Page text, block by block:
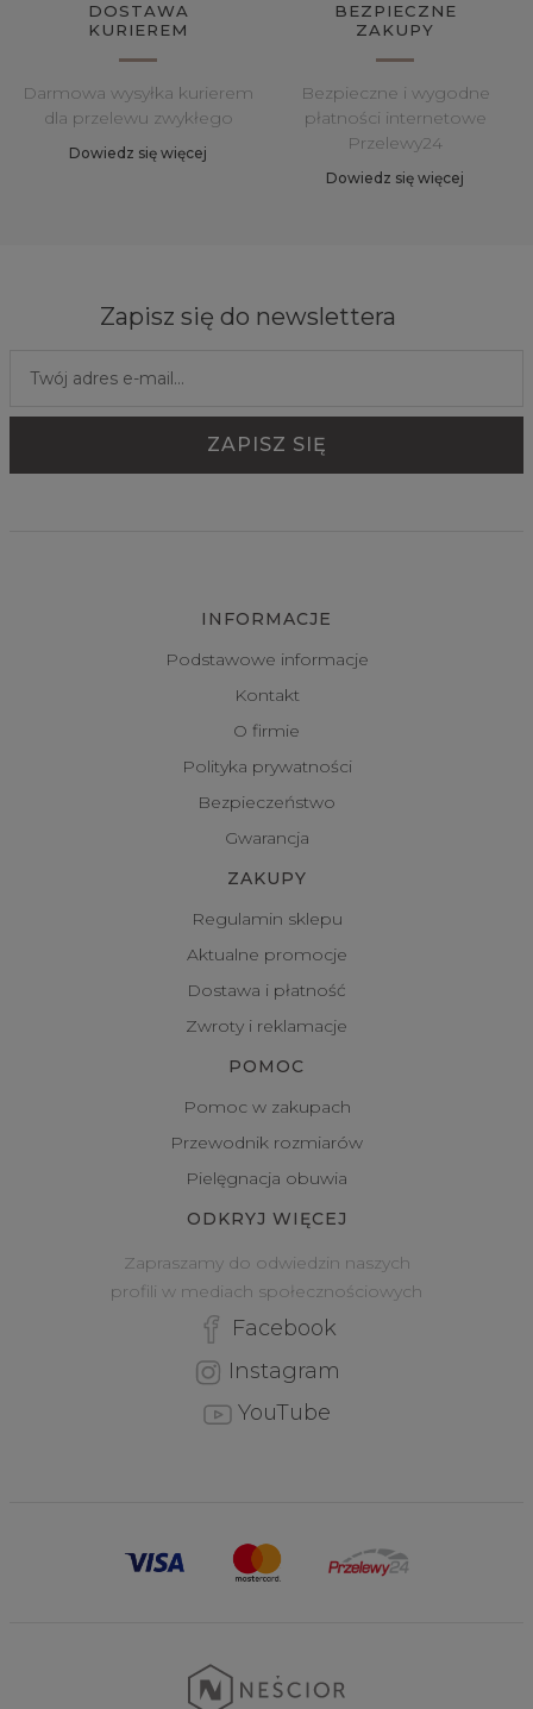
DOSTAWA
KURIEREM
Darmowa wysyłka kurierem
dla przelewu zwykłego
Dowiedz się więcej
BEZPIECZNE
ZAKUPY
Bezpieczne i wygodne
płatności internetowe
Przelewy24
Dowiedz się więcej
Zapisz się do newslettera
INFORMACJE
Podstawowe informacje
Kontakt
O firmie
Polityka prywatności
Bezpieczeństwo
Gwarancja
ZAKUPY
Regulamin sklepu
Aktualne promocje
Dostawa i płatność
Zwroty i reklamacje
POMOC
Pomoc w zakupach
Przewodnik rozmiarów
Pielęgnacja obuwia
ODKRYJ WIĘCEJ
Zapraszamy do odwiedzin naszych
profili w mediach społecznościowych
Facebook
Instagram
YouTube